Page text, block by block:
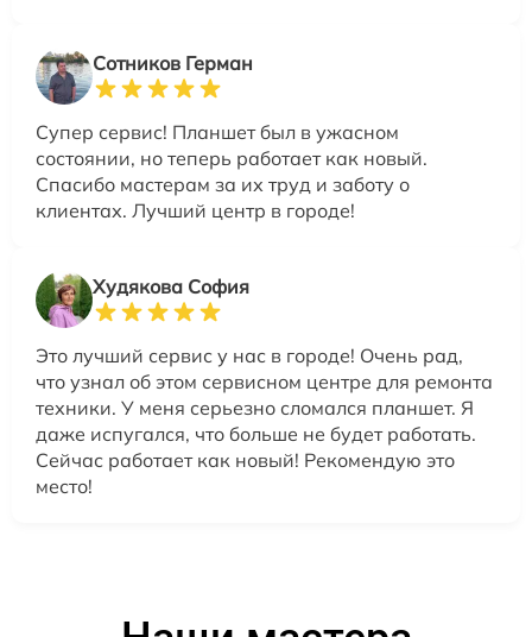
Сотников Герман
Супер сервис! Планшет был в ужасном
состоянии, но теперь работает как новый.
Спасибо мастерам за их труд и заботу о
клиентах. Лучший центр в городе!
Худякова София
Это лучший сервис у нас в городе! Очень рад,
что узнал об этом сервисном центре для ремонта
техники. У меня серьезно сломался планшет. Я
даже испугался, что больше не будет работать.
Сейчас работает как новый! Рекомендую это
место!